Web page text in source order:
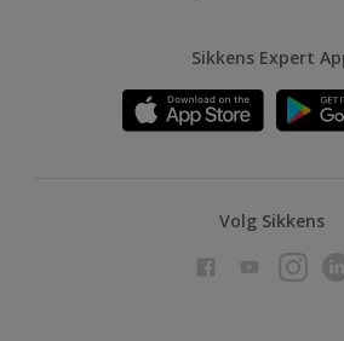
Sikkens Expert
Volg Sikkens